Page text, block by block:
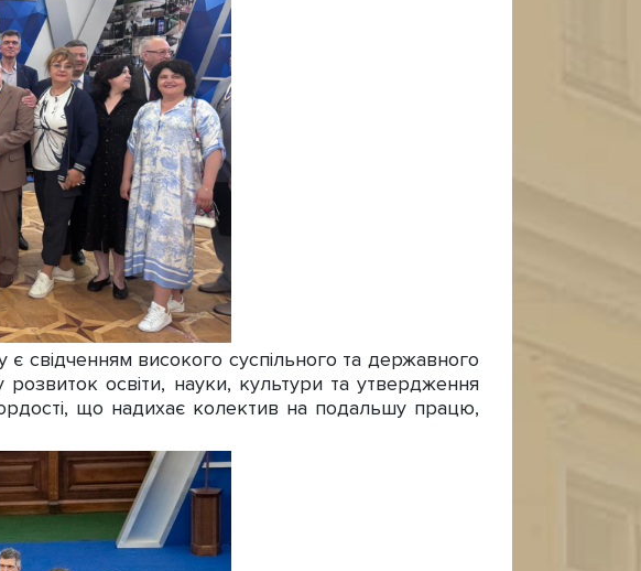
свідченням високого суспільного та державного
у розвиток освіти, науки, культури та утвердження
що надихає колектив на подальшу працю,